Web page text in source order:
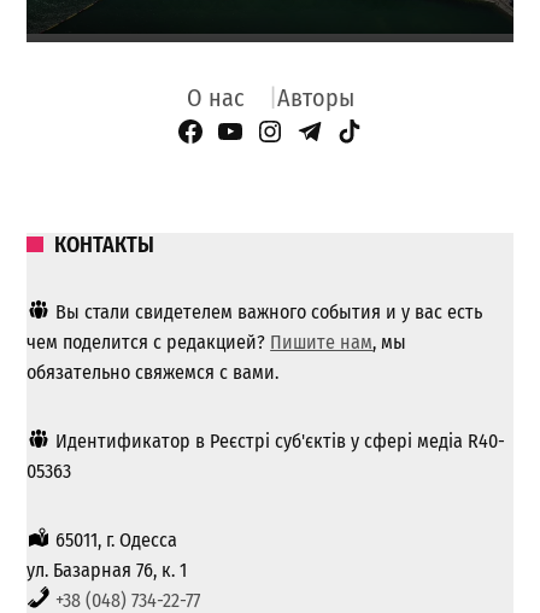
О нас Авторы
Facebook Page
YouTube
Instagram
Telegram
TikTok
КОНТАКТЫ
Вы стали свидетелем важного события и у вас есть
чем поделится с редакцией? Пишите нам, мы
обязательно свяжемся с вами.
Идентификатор в Реєстрі суб'єктів у сфері медіа R40-
05363
65011, г. Одесса
ул. Базарная 76, к. 1
+38 (048) 734-22-77